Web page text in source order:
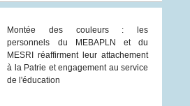
Montée des couleurs : les
personnels du MEBAPLN et du
MESRI réaffirment leur attachement
à la Patrie et engagement au service
de l'éducation